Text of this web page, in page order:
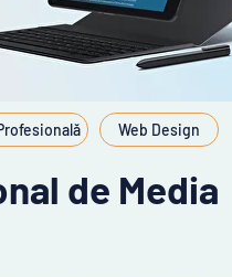
de Media
Web Design